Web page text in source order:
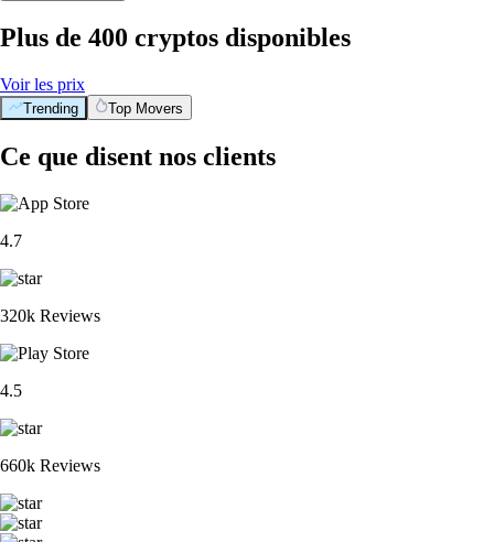
Plus de 400 cryptos disponibles
Voir les prix
Trending Top Movers
Ce que disent nos clients
4.7
320k Reviews
4.5
660k Reviews